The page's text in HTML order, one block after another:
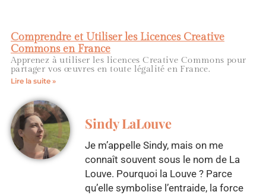
Comprendre et Utiliser les Licences Creative
Commons en France
Apprenez à utiliser les licences Creative Commons pour
partager vos œuvres en toute légalité en France.
Lire la suite »
Sindy LaLouve
Je m’appelle Sindy, mais on me
connaît souvent sous le nom de La
Louve. Pourquoi la Louve ? Parce
qu’elle symbolise l’entraide, la force